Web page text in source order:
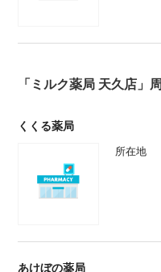
「ミルク薬局 天久店」
くくる薬局
所在地
あけぼの薬局